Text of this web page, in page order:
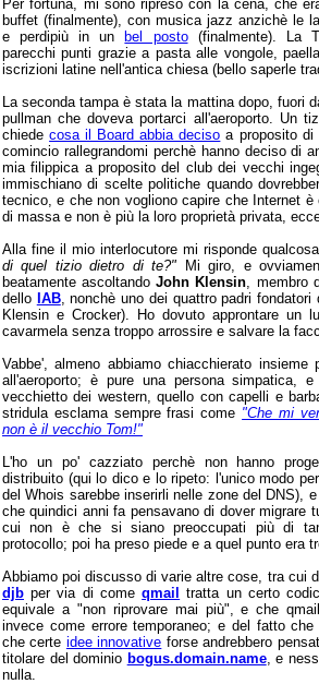
Per fortuna, mi sono ripreso con la cena, che
buffet (finalmente), con musica jazz anzichè le
e perdipiù in un
bel posto(finalmente). La
parecchi punti grazie a pasta alle vongole,
iscrizioni latine nell'antica chiesa (bello saperle
La seconda tampa è stata la mattina dopo, fuori
pullman che doveva portarci all'aeroporto. Un
chiedecosa il Board abbia deciso a proposito di
comincio rallegrandomi perchè hanno deciso di
mia filippica a proposito del club dei vecchi
immischiano di scelte politiche quando
tecnico, e che non vogliono capire che Internet è
di massa e non è più la loro proprietà privata,
Alla fine il mio interlocutore mi risponde
di quel tizio dietro di te?" Mi giro, e
beatamente ascoltandoJohn Klensin, membro
dello IAB, nonchè uno dei quattro padri fondatori
Klensin e Crocker). Ho dovuto approntare un
cavarmela senza troppo arrossire e salvare la
Vabbe', almeno abbiamo chiacchierato
all'aeroporto; è pure una persona simpatica,
vecchietto dei western, quello con capelli e
stridula esclama sempre frasi come "Che mi
non è il vecchio Tom!"
L'ho un po' cazziato perchè non hanno
distribuito (qui lo dico e lo ripeto: l'unico modo
del Whois sarebbe inserirli nelle zone del DNS),
che quindici anni fa pensavano di dover migrare
cui non è che si siano preoccupati più di
protocollo; poi ha preso piede e a quel punto era
Abbiamo poi discusso di varie altre cose, tra cui
djb per via di comeqmail
tratta un certo
equivale a "non riprovare mai più", e che
invece come errore temporaneo; e del fatto
che certe idee innovative forse andrebbero
titolare del dominio bogus.domain.name, e
nulla.